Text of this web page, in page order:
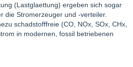
(Lastglaettung) ergeben sich sogar
die Stromerzeuger und -verteiler.
schadstofffreie (CO, NOx, SOx, CHx,
in modernen, fossil betriebenen